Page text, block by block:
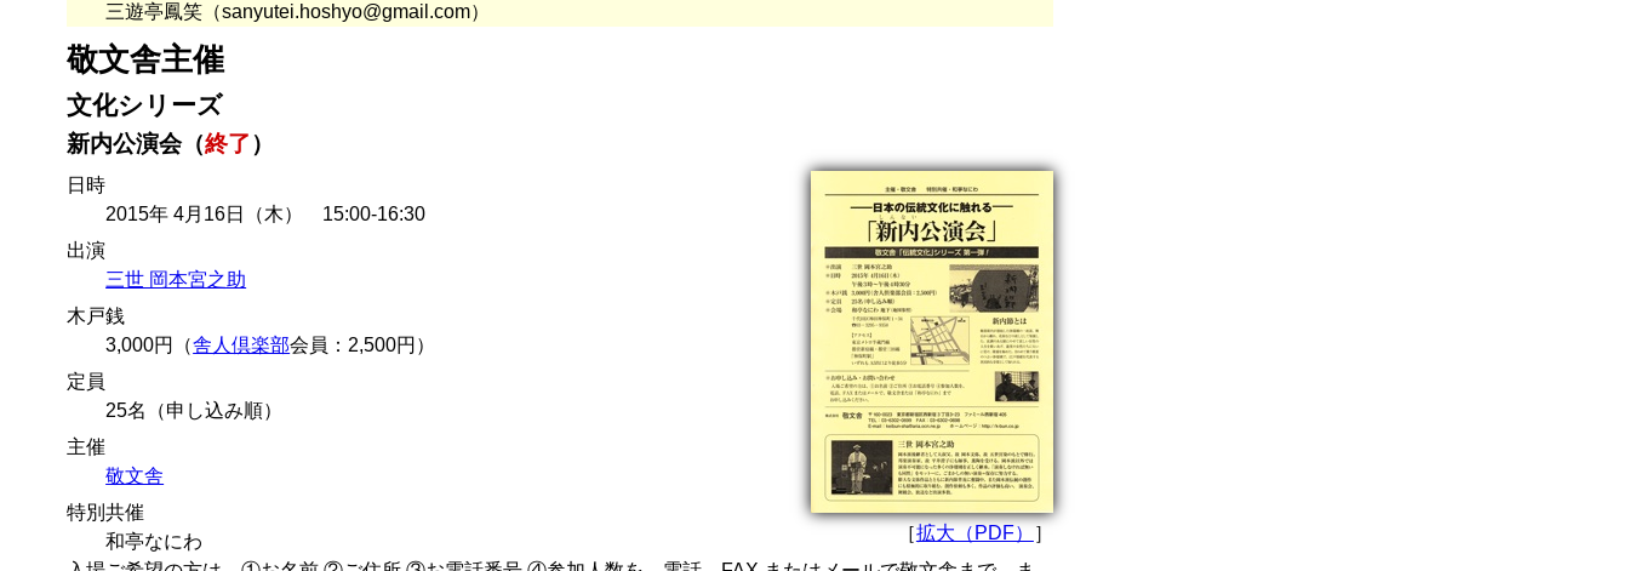
三遊亭鳳笑（sanyutei.hoshyo@gmail.com）
敬文舎主催
文化シリーズ
新内公演会（終了 ）
［拡大（PDF） ］
日時
2015年 4月16日（木） 15:00-16:30
出演
三世 岡本宮之助
木戸銭
3,000円（舎人倶楽部会員：2,500円）
定員
25名（申し込み順）
主催
敬文舎
特別共催
和亭なにわ